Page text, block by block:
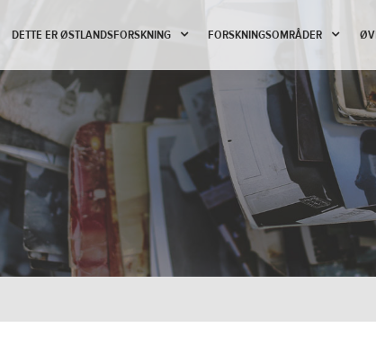
DETTE ER ØSTLANDSFORSKNING FORSKNINGSOMRÅDER